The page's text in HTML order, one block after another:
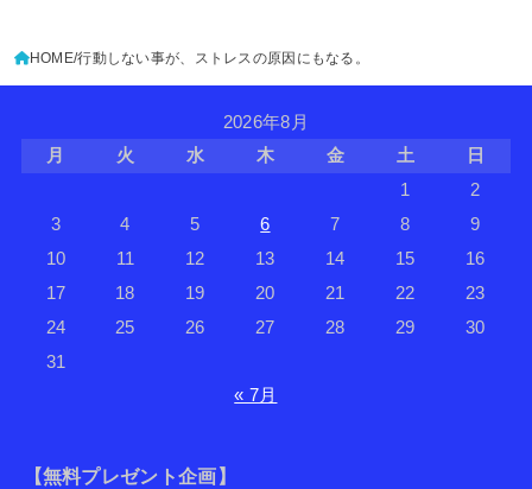
HOME 行動しない事が、ストレスの原因にもなる。
2026年8月
月
火 水 木 金 土
日
1
2
3
4 5 6 7 8
9
10
11 12 13 14 15
16
17
18 19 20 21 22
23
24
25 26 27 28 29
30
31
« 7月
【無料プレゼント企画】